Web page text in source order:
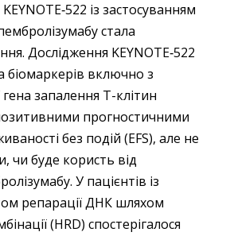
із застосуванням
стала
Дослідження KEYNOTE‑522
біомаркерів включно з
гена запалення Т-клітин
прогностичними
без подій (EFS), але не
чи буде користь від
У пацієнтів із
репарації ДНК шляхом
(HRD) спостерігалося